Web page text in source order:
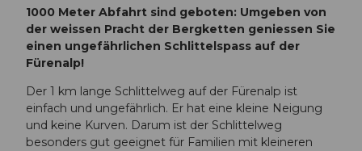
1000 Meter Abfahrt sind geboten: Umgeben von
der weissen Pracht der Bergketten geniessen Sie
einen ungefährlichen Schlittelspass auf der
Fürenalp!
Der 1 km lange Schlittelweg auf der Fürenalp ist
einfach und ungefährlich. Er hat eine kleine Neigung
und keine Kurven. Darum ist der Schlittelweg
besonders gut geeignet für Familien mit kleineren